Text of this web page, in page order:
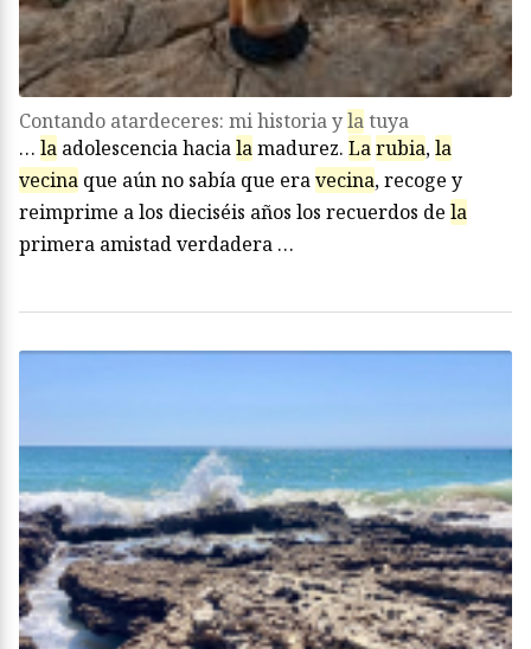
Contando atardeceres: mi historia ylatuya
… la adolescencia hacialamadurez. Larubia,la
vecina que aún no sabía que eravecina, recoge y
reimprime a los dieciséis años los recuerdos de la
primera amistad verdadera …